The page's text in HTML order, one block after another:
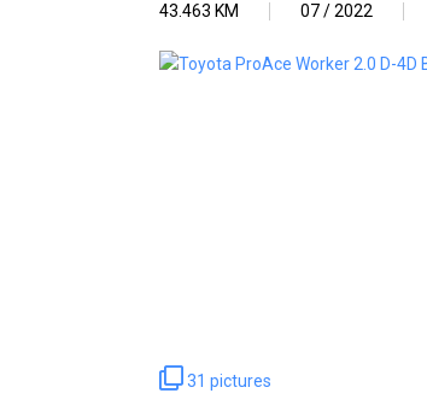
43.463 KM 07 / 2022
31 pictures